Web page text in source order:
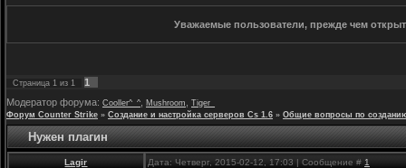
Уважаемые пользователи, прежде чем
Страница 1 из 1
1
Модератор форума: Cooller^_^ Mushroom
Tiger_
Форум Counter Strike » Создание и настройка серверов Cs 1.6 » Общие вопросы по
Нужен плагин
Lagir Дата: Четверг, 2015-02-12, 17:03 | Сообщение # 1